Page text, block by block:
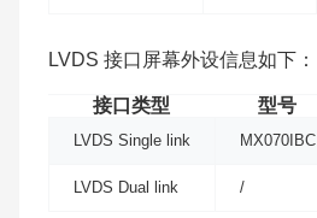
LVDS 接口屏幕外设信息如下：
接口类型 型号
LVDS Single link MX070IBC
LVDS Dual link /